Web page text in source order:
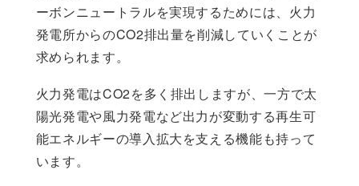
ーボンニュートラルを実現するためには、火力
発電所からのCO2排出量を削減していくことが
求められます。
火力発電はCO2を多く排出しますが、一方で太
陽光発電や風力発電など出力が変動する再生可
能エネルギーの導入拡大を支える機能も持って
います。